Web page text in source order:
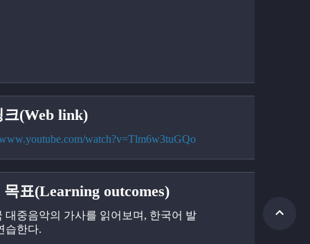
크(Web link)
watch?v=Tlm6w3tuGQo
표(Learning outcomes)
대중음악의 가사를 읽어보며, 한국어 발
습한다.